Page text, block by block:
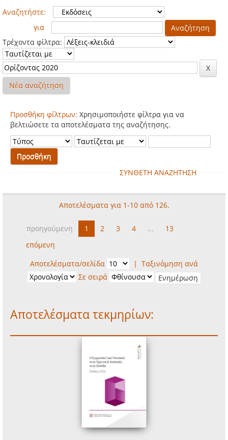
Αναζητήστε:
για
Τρέχοντα φίλτρα:
Νέα αναζήτηση
Προσθήκη φίλτρων: Χρησιμοποιήστε φίλτρα για να
βελτιώσετε τα αποτελέσματα της αναζήτησης.
ΣΥΝΘΕΤΗ ΑΝΑΖΗΤΗΣΗ
Αποτελέσματα για 1-10 από 126.
προηγούμενη 1 2 3 4 ...
13
επόμενη
Αποτελέσματα/σελίδα
| Ταξινόμηση ανά
Σε σειρά
Αποτελέσματα τεκμηρίων: